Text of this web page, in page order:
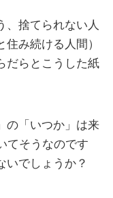
捨てられない人
み続ける人間）
だらとこうした紙
の「いつか」は来
てそうなのです
いでしょうか？